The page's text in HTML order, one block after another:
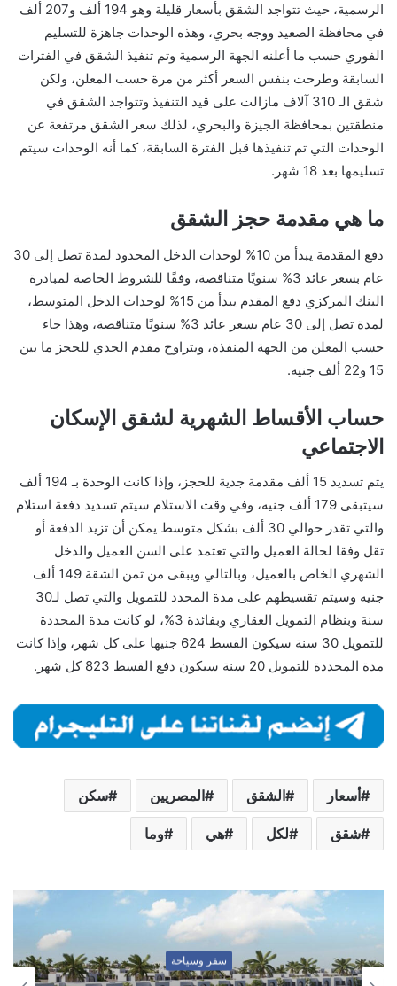
الرسمية، حيث تتواجد الشقق بأسعار قليلة وهو 194 ألف و207 ألف
في محافظة الصعيد ووجه بحري، وهذه الوحدات جاهزة للتسليم
الفوري حسب ما أعلنه الجهة الرسمية وتم تنفيذ الشقق في الفترات
السابقة وطرحت بنفس السعر أكثر من مرة حسب المعلن، ولكن
شقق الـ 310 آلاف مازالت على قيد التنفيذ وتتواجد الشقق في
منطقتين بمحافظة الجيزة والبحري، لذلك سعر الشقق مرتفعة عن
الوحدات التي تم تنفيذها قبل الفترة السابقة، كما أنه الوحدات سيتم
تسليمها بعد 18 شهر.
ما هي مقدمة حجز الشقق
دفع المقدمة يبدأ من 10% لوحدات الدخل المحدود لمدة تصل إلى 30
عام بسعر عائد 3% سنويًا متناقصة، وفقًا للشروط الخاصة لمبادرة
البنك المركزي دفع المقدم يبدأ من 15% لوحدات الدخل المتوسط،
لمدة تصل إلى 30 عام بسعر عائد 3% سنويًا متناقصة، وهذا جاء
حسب المعلن من الجهة المنفذة، ويتراوح مقدم الجدي للحجز ما بين
15 و22 ألف جنيه.
حساب الأقساط الشهرية لشقق الإسكان
الاجتماعي
يتم تسديد 15 ألف مقدمة جدية للحجز، وإذا كانت الوحدة بـ 194 ألف
سيتبقى 179 ألف جنيه، وفي وقت الاستلام سيتم تسديد دفعة استلام
والتي تقدر حوالي 30 ألف بشكل متوسط يمكن أن تزيد الدفعة أو
تقل وفقا لحالة العميل والتي تعتمد على السن العميل والدخل
الشهري الخاص بالعميل، وبالتالي ويبقى من ثمن الشقة 149 ألف
جنيه وسيتم تقسيطهم على مدة المحدد للتمويل والتي تصل لـ30
سنة وبنظام التمويل العقاري وبفائدة 3%، لو كانت مدة المحددة
للتمويل 30 سنة سيكون القسط 624 جنيها على كل شهر، وإذا كانت
مدة المحددة للتمويل 20 سنة سيكون دفع القسط 823 كل شهر.
أسعار الشقق المصريين سكن
شقق لكل هي وما
سفر وسياحة